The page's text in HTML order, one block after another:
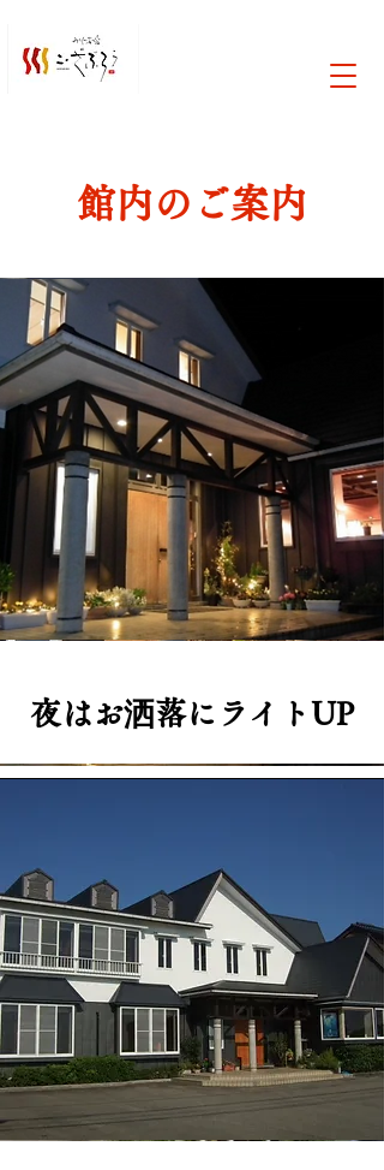
館内のご案内
夜はお洒落にライトUP